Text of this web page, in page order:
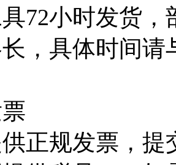
72小时发货
，具体时间请
正规发票，提